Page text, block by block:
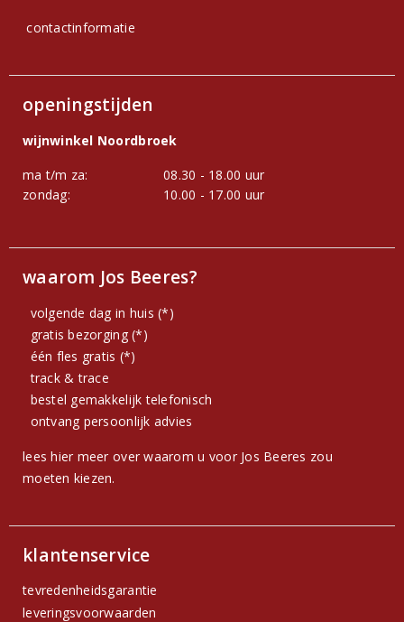
contactinformatie
openingstijden
wijnwinkel Noordbroek
ma t/m za:
08.30 - 18.00 uur
zondag:
10.00 - 17.00 uur
waarom Jos Beeres?
volgende dag in huis (*)
gratis bezorging (*)
één fles gratis (*)
track & trace
bestel gemakkelijk telefonisch
ontvang persoonlijk advies
lees hier meer over waarom u voor Jos Beeres zou
moeten kiezen.
klantenservice
tevredenheidsgarantie
leveringsvoorwaarden